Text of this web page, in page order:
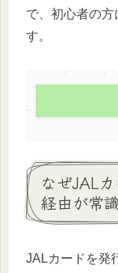
で、初心者の方
す。
なぜJAL
経由が常
JALカードを発